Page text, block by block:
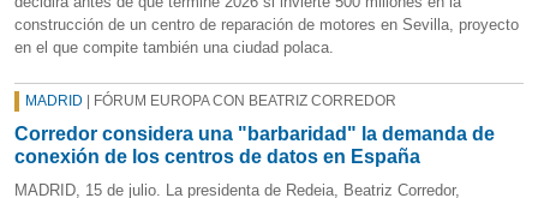
construcción de un centro de reparación de motores en Sevilla, proyecto
en el que compite también una ciudad polaca.
MADRID | FÓRUM EUROPA CON BEATRIZ CORREDOR
Corredor considera una "barbaridad" la demanda de
conexión de los centros de datos en España
MADRID, 15 de julio. La presidenta de Redeia, Beatriz Corredor,